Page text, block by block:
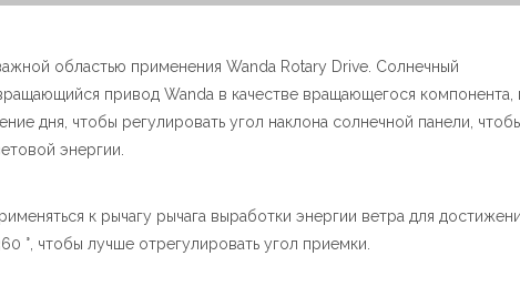
областью применения Wanda Rotary Drive. Солнечный
привод Wanda в качестве вращающегося
дня, чтобы регулировать угол наклона солнечной панели,
энергии.
к рычагу рычага выработки энергии ветра для
°, чтобы лучше отрегулировать угол приемки.